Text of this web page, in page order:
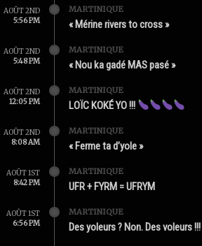
AOÛT 2ND
5:56 PM
MARTINIQUE
« Mérine rivers to cross »
AOÛT 2ND
5:48 PM
MARTINIQUE
« Nou ka gadé MAS pasé »
AOÛT 2ND
12:05 PM
MARTINIQUE
LOÏC KOKÉ YO !!!
AOÛT 2ND
8:08 AM
MARTINIQUE
« Ferme ta d’yole »
AOÛT 1ST
8:42 PM
MARTINIQUE
UFR + FYRM = UFRYM
AOÛT 1ST
6:56 PM
MARTINIQUE
Des yoleurs ? Non. Des voleurs !!!